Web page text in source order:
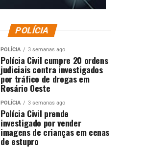
POLÍCIA
POLÍCIA 3 semanas ago
Polícia Civil cumpre 20 ordens
judiciais contra investigados
por tráfico de drogas em
Rosário Oeste
POLÍCIA 3 semanas ago
Polícia Civil prende
investigado por vender
imagens de crianças em cenas
de estupro